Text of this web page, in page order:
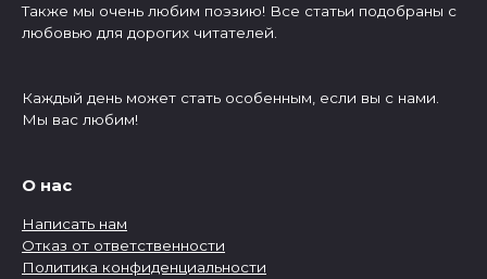
Также мы очень любим поэзию! Все статьи подобраны с
любовью для дорогих читателей.
Каждый день может стать особенным, если вы с нами.
Мы вас любим!
О нас
Написать нам
Отказ от ответственности
Политика конфиденциальности